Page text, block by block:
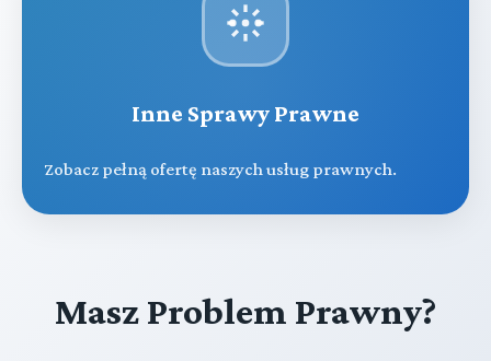
Inne Sprawy Prawne
Zobacz pełną ofertę naszych usług prawnych.
Masz Problem Prawny?